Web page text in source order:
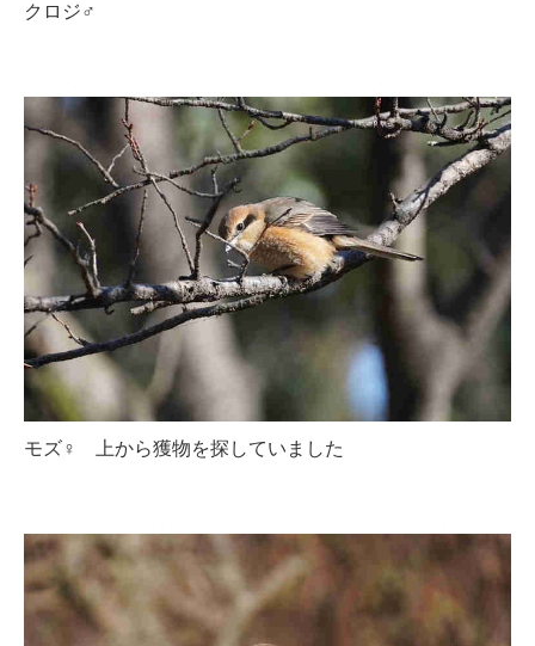
クロジ♂
モズ♀ 上から獲物を探していました